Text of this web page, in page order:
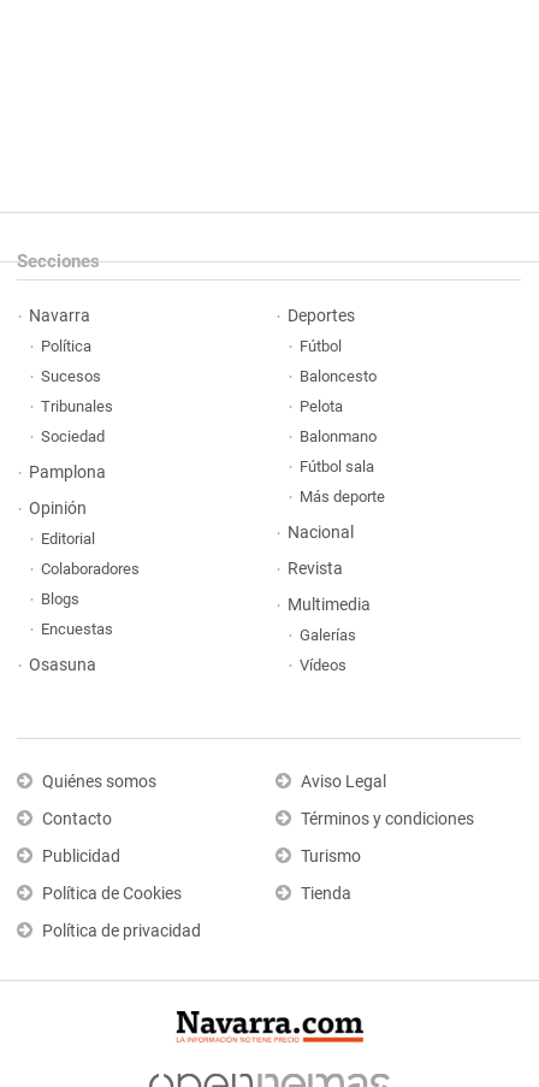
Secciones
Navarra
Política
Sucesos
Tribunales
Sociedad
Pamplona
Opinión
Editorial
Colaboradores
Blogs
Encuestas
Osasuna
Deportes
Fútbol
Baloncesto
Pelota
Balonmano
Fútbol sala
Más deporte
Nacional
Revista
Multimedia
Galerías
Vídeos
Quiénes somos
Contacto
Publicidad
Política de Cookies
Política de privacidad
Aviso Legal
Términos y condiciones
Turismo
Tienda